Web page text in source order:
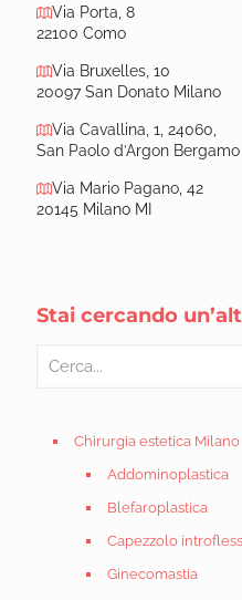
Via Porta, 8
22100 Como
Via Bruxelles, 10
20097 San Donato Milano
Via Cavallina, 1, 24060,
San Paolo d’Argon Bergamo
Via Mario Pagano, 42
20145 Milano MI
Stai cercando
Chirurgia estetica Milano
Addominoplastica
Blefaroplastica
Capezzolo
Ginecomastia